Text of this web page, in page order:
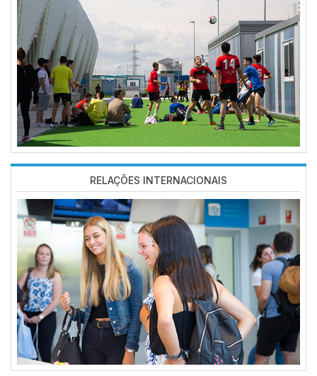
Imagen
RELAÇÕES INTERNACIONAIS
Imagen